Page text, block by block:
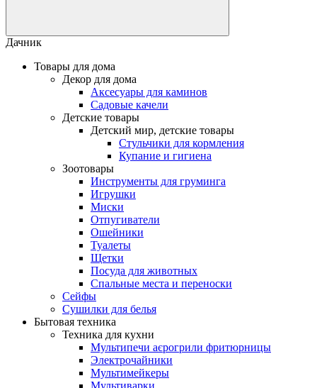
Дачник
Товары для дома
Декор для дома
Аксесуары для каминов
Садовые качели
Детские товары
Детский мир, детские товары
Стульчики для кормления
Купание и гигиена
Зоотовары
Инструменты для груминга
Игрушки
Миски
Отпугиватели
Ошейники
Туалеты
Щетки
Посуда для животных
Спальные места и переноски
Сейфы
Сушилки для белья
Бытовая техника
Техника для кухни
Мультипечи аєрогрили фритюрницы
Электрочайники
Мультимейкеры
Мультиварки